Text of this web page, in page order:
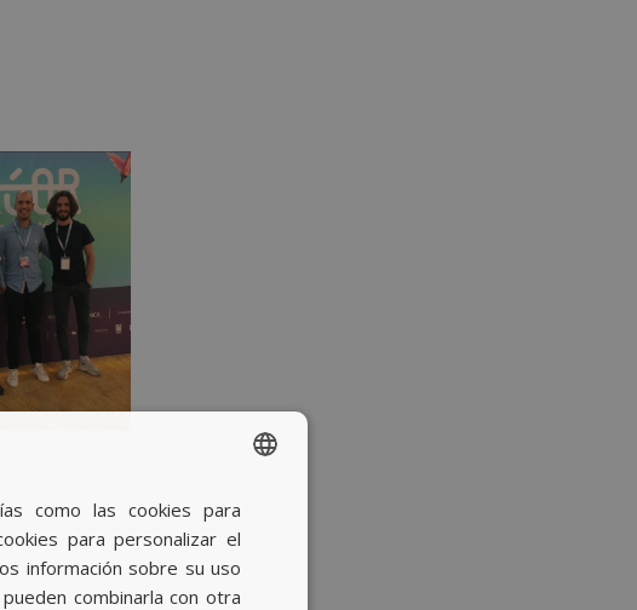
SPANISH
BASQUE
CATALAN
como las cookies para
para personalizar el
información sobre su uso
combinarla con otra